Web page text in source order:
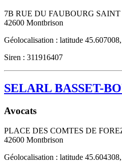
7B RUE DU FAUBOURG SAINT
42600 Montbrison
Géolocalisation : latitude
Siren : 311916407
SELARL BASSET-
Avocats
PLACE DES COMTES DE
42600 Montbrison
Géolocalisation : latitude